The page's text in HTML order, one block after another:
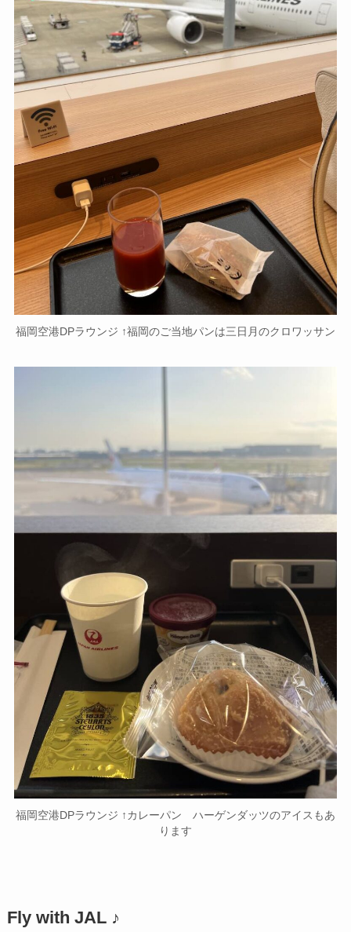
福岡空港DPラウンジ ↑福岡のご当地パンは三日月のクロワッサン
福岡空港DPラウンジ ↑カレーパン ハーゲンダッツのアイスもあ
ります
Fly with JAL ♪